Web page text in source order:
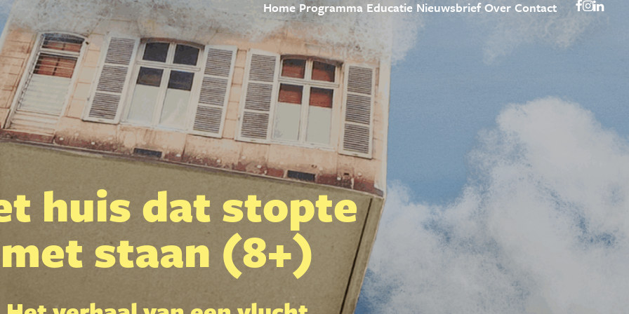
Home Programma Educatie Nieuwsbrief Over Contact
huis dat stopte
met staan (8+)